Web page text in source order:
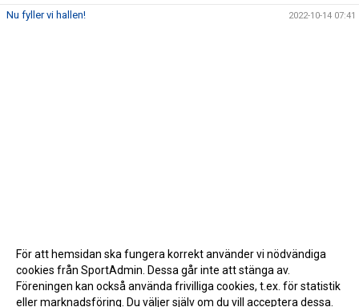
Nu fyller vi hallen! 2022-10-14 07:41
För att hemsidan ska fungera korrekt använder vi nödvändiga
cookies från SportAdmin. Dessa går inte att stänga av.
Föreningen kan också använda frivilliga cookies, t.ex. för statistik
eller marknadsföring. Du väljer själv om du vill acceptera dessa.